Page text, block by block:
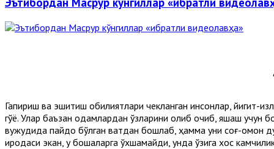
Гапириш ва эшитиш қобилиятлари чекланган инсонлар, йигит-
гўё. Улар баъзан одамлардан ўзларини олиб қочиб, яшаш учун
вужудида пайдо бўлган вақтдан бошлаб, ҳамма уни соғ-омон
иродаси экан, у бошқаларга ўхшамайди, унда ўзига хос